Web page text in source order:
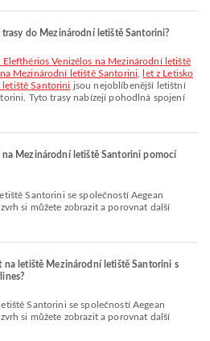
do Mezinárodní letiště Santorini?
Mezinárodní letiště Santorini
let z Letisko
letiště Santorini jsou nejoblíbenější letištní
Tyto trasy nabízejí pohodlná spojení
Mezinárodní letiště Santorini pomocí
si můžete zobrazit a porovnat další
letiště Mezinárodní letiště Santorini s
si můžete zobrazit a porovnat další